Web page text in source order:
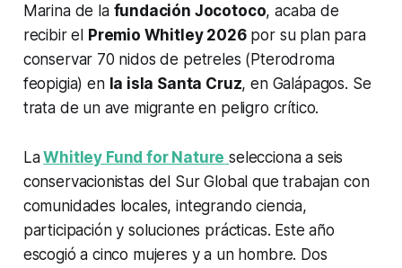
Marina de la fundación Jocotoco, acaba de
recibir el Premio Whitley 2026por su plan para
conservar 70 nidos de petreles (Pterodroma
feopigia) en la isla Santa Cruz, en Galápagos. Se
trata de un ave migrante en peligro crítico.
LaWhitley Fund for Nature selecciona a seis
conservacionistas del Sur Global que trabajan con
comunidades locales, integrando ciencia,
participación y soluciones prácticas. Este año
escogió a cinco mujeres y a un hombre. Dos